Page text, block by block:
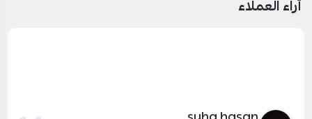
آراء العملاء